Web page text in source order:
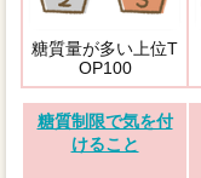
糖質量が多い上位T
OP100
糖質制限で気を付
けること